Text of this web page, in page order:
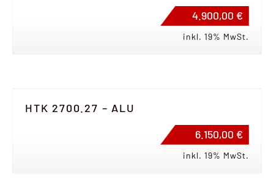
4.900,00 €
inkl. 19% MwSt.
HTK 2700.27 – ALU
6.150,00 €
inkl. 19% MwSt.